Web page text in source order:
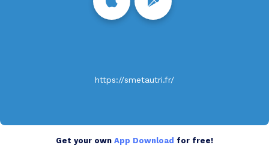
https://smetautri.fr/
Get your own App Download for free!